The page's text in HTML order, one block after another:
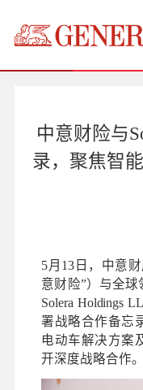
中意财险与
录，聚焦智
5月13日，中意
意财险”）与全
Solera Holdings
署战略合作备忘
电动车解决方案
开深度战略合作。